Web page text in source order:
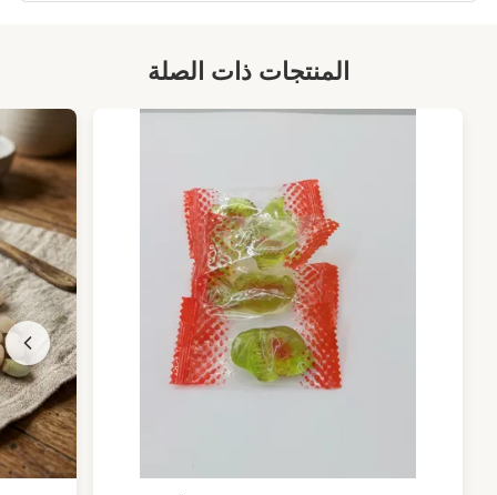
المنتجات ذات الصلة